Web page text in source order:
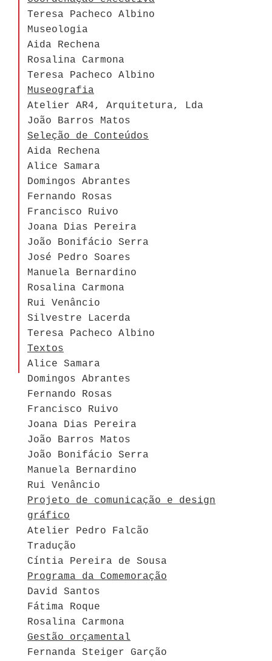
Teresa Pacheco Albino
Museologia
Aida Rechena
Rosalina Carmona
Teresa Pacheco Albino
Museografia
Atelier AR4, Arquitetura, Lda
João Barros Matos
Seleção de Conteúdos
Aida Rechena
Alice Samara
Domingos Abrantes
Fernando Rosas
Francisco Ruivo
Joana Dias Pereira
João Bonifácio Serra
José Pedro Soares
Manuela Bernardino
Rosalina Carmona
Rui Venâncio
Silvestre Lacerda
Teresa Pacheco Albino
Textos
Alice Samara
Domingos Abrantes
Fernando Rosas
Francisco Ruivo
Joana Dias Pereira
João Barros Matos
João Bonifácio Serra
Manuela Bernardino
Rui Venâncio
Projeto de comunicação e design
gráfico
Atelier Pedro Falcão
Tradução
Cíntia Pereira de Sousa
Programa da Comemoração
David Santos
Fátima Roque
Rosalina Carmona
Gestão orçamental
Fernanda Steiger Garção